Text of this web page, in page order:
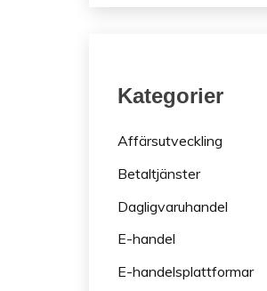
Kategorier
Affärsutveckling
Betaltjänster
Dagligvaruhandel
E-handel
E-handelsplattformar